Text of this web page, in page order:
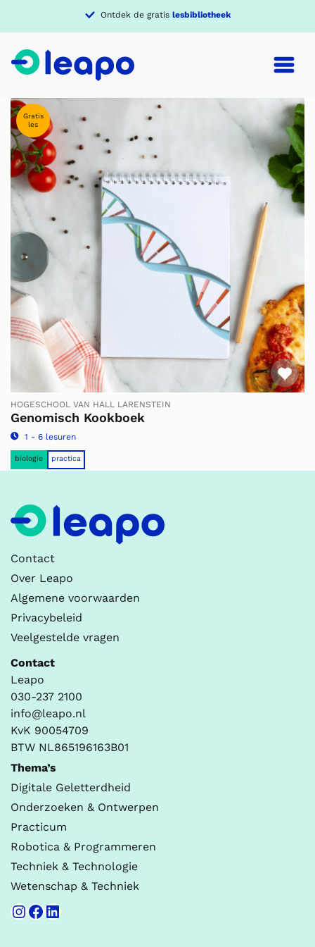
Ontdek de gratis lesbibliotheek
Gratis
les
HOGESCHOOL VAN HALL LARENSTEIN
Genomisch Kookboek
1 - 6 lesuren
biologie practica
Contact
Over Leapo
Algemene voorwaarden
Privacybeleid
Veelgestelde vragen
Contact
Leapo
030-237 2100
info@leapo.nl
KvK 90054709
BTW NL865196163B01
Thema’s
Digitale Geletterdheid
Onderzoeken & Ontwerpen
Practicum
Robotica & Programmeren
Techniek & Technologie
Wetenschap & Techniek
Instagram
Facebook
LinkedIn